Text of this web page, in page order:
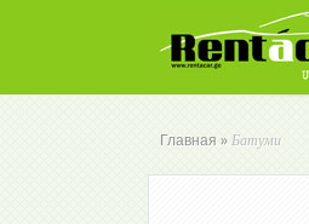
Главная » Батуми